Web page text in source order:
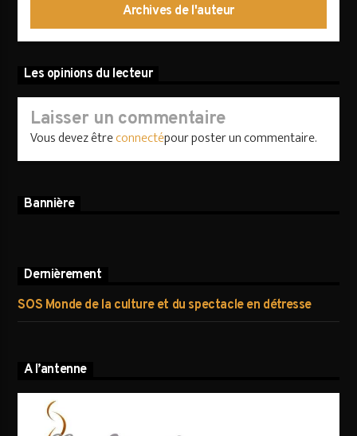
Archives de l'auteur
Les opinions du lecteur
Laisser un commentaire
Vous devez êtreconnectépour poster un commentaire.
Bannière
Dernièrement
SOS Monde de la culture et du spectacle en détresse
A l’antenne